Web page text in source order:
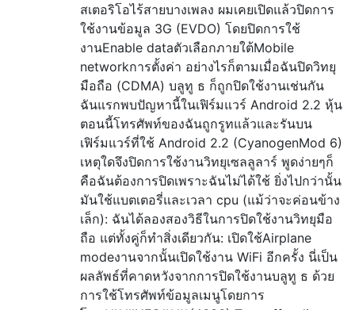
สเตอริโอไร้สายบางเพลง ผมเคยเปิดแล้วปิดการ
ใช้งานข้อมูล 3G (EVDO) โดยปิดการใช้
งานEnable dataตัวเลือกภายใต้Mobile
networkการตั้งค่า อย่างไรก็ตามเมื่อฉันปิดวิทยุ
มือถือ (CDMA) บลูทู ธ ก็ถูกปิดใช้งานเช่นกัน
ฉันแรกพบปัญหานี้ในเฟิร์มแวร์ Android 2.2 หุ้น
ตอนนี้โทรศัพท์ของฉันถูกรูทแล้วและรันบน
เฟิร์มแวร์ที่ใช้ Android 2.2 (CyanogenMod 6)
เหตุใดจึงปิดการใช้งานวิทยุเซลลูลาร์ พูดง่ายๆก็
คือฉันต้องการปิดเพราะฉันไม่ได้ใช้ ยิ่งไปกว่านั้น
มันใช้แบตเตอรี่และเวลา cpu (แม้ว่าจะค่อนข้าง
เล็ก): ฉันได้ลองสองวิธีในการปิดใช้งานวิทยุมือ
ถือ แต่ทั้งคู่ก็ทำสิ่งเดียวกัน: เปิดใช้Airplane
modeงานจากนั้นเปิดใช้งาน WiFi อีกครั้ง นี่เป็น
ผลลัพธ์ที่คาดหวังจากการปิดใช้งานบลูทู ธ ด้วย
การใช้โทรศัพท์ข้อมูลเมนูโดยการ